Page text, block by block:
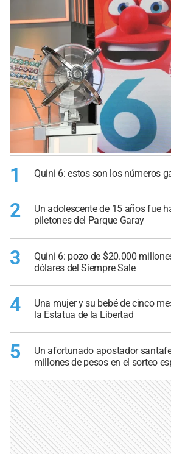
1 Quini 6: estos son los números
2
Un adolescente de 15 años fue
piletones del Parque Garay
3
Quini 6: pozo de $20.000
dólares del Siempre Sale
4
Una mujer y su bebé de cinco
la Estatua de la Libertad
5
Un afortunado apostador
millones de pesos en el sorteo